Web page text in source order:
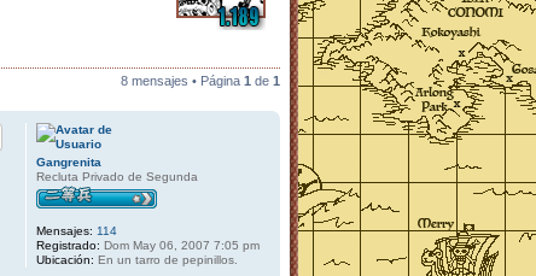
8 mensajes • Página 1 de 1
Gangrenita
Recluta Privado de Segunda
Mensajes: 114
Registrado: Dom May 06, 2007 7:05 pm
Ubicación: En un tarro de pepinillos.